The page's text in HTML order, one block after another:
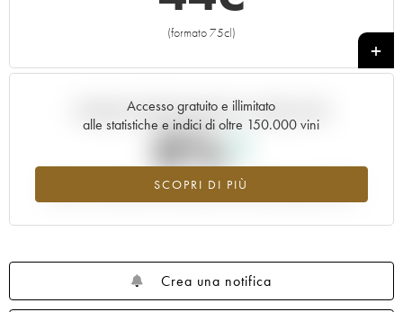
(formato 75cl)
+
Accesso gratuito e illimitato
alle statistiche e indici di oltre 150.000 vini
SCOPRI DI PIÙ
Andamento della quotazione in tempo reale
0%
Valore in aumento per l'annata 2022 nel 2026 rispetto al 2025
Crea una notifica